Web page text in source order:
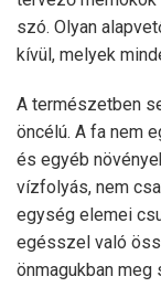
szó. Olyan
kívül, melyek
A természetben
öncélú. A fa nem
és egyéb
vízfolyás, nem
egység elemei
egésszel való
önmagukban meg